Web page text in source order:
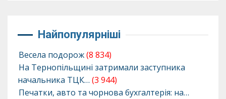
Найпопулярніші
Весела подорож(8 834)
На Тернопільщині затримали заступника
начальника ТЦК… (3 944)
Печатки, авто та чорнова бухгалтерія: на…